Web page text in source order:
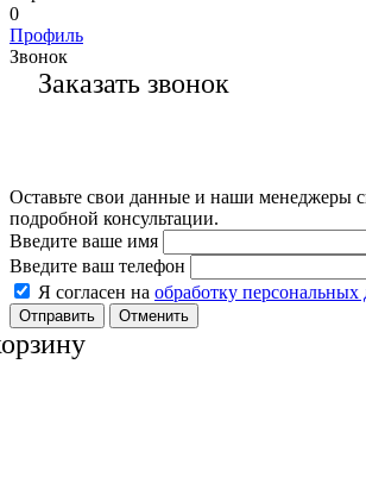
0
Профиль
Звонок
Заказать звонок
Оставьте свои данные и наши менеджеры
подробной консультации.
Введите ваше имя
Введите ваш телефон
Я согласен на обработку
Отменить